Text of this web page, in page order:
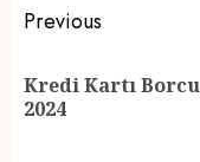
Post
navigation
Previous
Kredi Kartı
2024